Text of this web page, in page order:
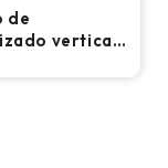
de
vertical